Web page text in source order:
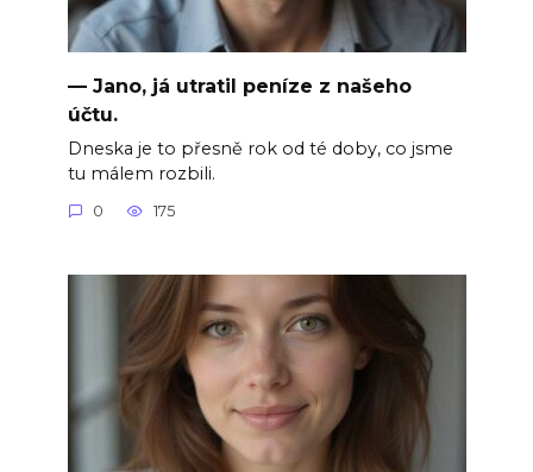
— Jano, já utratil peníze z našeho
účtu.
Dneska je to přesně rok od té doby, co jsme
tu málem rozbili.
0 175